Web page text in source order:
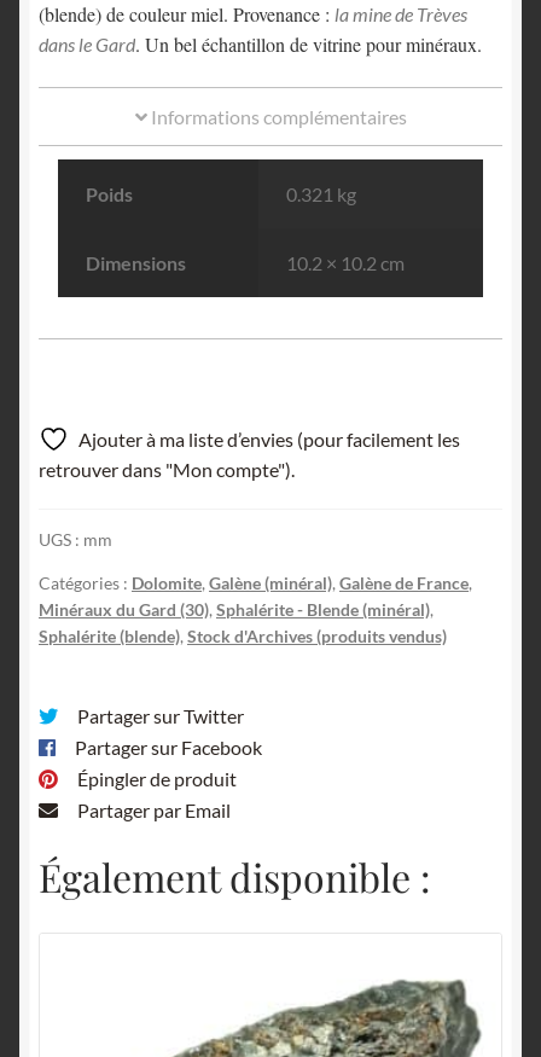
(blende) de couleur miel. Provenance : la mine de Trèves
dans le Gard. Un bel échantillon de vitrine pour minéraux.
Informations complémentaires
Poids 0.321 kg
Dimensions 10.2 × 10.2 cm
Ajouter à ma liste d’envies (pour facilement les
retrouver dans "Mon compte").
UGS : mm
Catégories : Dolomite, Galène (minéral), Galène de France,
Minéraux du Gard (30), Sphalérite - Blende (minéral),
Sphalérite (blende), Stock d'Archives (produits vendus)
Partager sur Twitter
Partager sur Facebook
Épingler de produit
Partager par Email
Également disponible :